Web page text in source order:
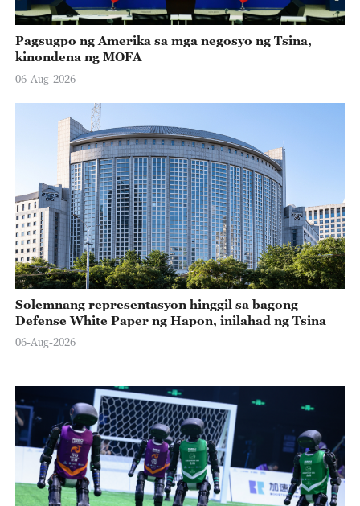
Pagsugpo ng Amerika sa mga negosyo ng Tsina,
kinondena ng MOFA
06-Aug-2026
Solemnang representasyon hinggil sa bagong
Defense White Paper ng Hapon, inilahad ng Tsina
06-Aug-2026